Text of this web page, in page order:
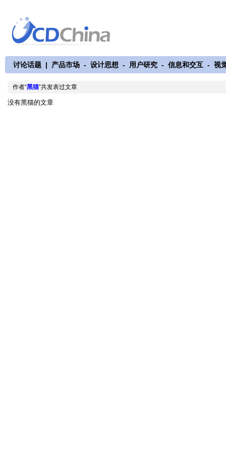
讨论话题 | 产品市场 - 设计思想 - 用户研究 - 信息和交互 - 视
作者“黑猫”共发表过文章
没有黑猫的文章